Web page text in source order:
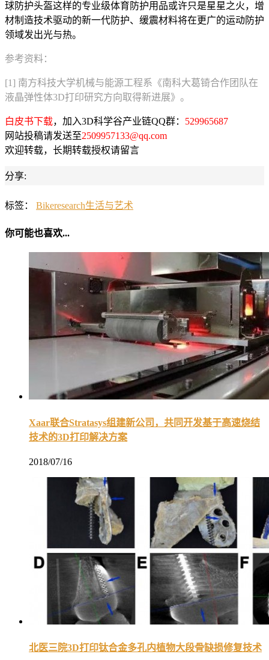
球防护头盔这样的专业级体育防护用品或许只是星星之火，增
材制造技术驱动的新一代防护、缓震材料将在更广的运动防护
领域发出光与热。
参考资料：
[1] 南方科技大学机械与能源工程系《南科大葛锜合作团队在
液晶弹性体3D打印研究方向取得新进展》。
白皮书下载，加入3D科学谷产业链QQ群： 529965687
网站投稿请发送至2509957133@qq.com
欢迎转载，长期转载授权请留言
分享:
标签： Bikeresearch生活与艺术
你可能也喜欢...
Xaar联合Stratasys组建新公司，共同开发基于高速烧结
技术的3D打印解决方案
2018/07/16
北医三院3D打印钛合金多孔内植物大段骨缺损修复技术